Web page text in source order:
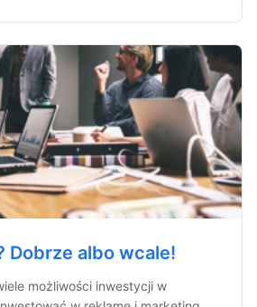
Dobrze albo wcale!
możliwości inwestycji w